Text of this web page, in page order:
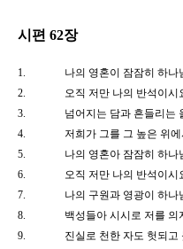
시편 62장
1.
나의 영혼이 잠잠히 하
2.
오직 저만 나의 반석이
3.
넘어지는 담과 흔들리는
4.
저희가 그를 그 높은 위
5.
나의 영혼아 잠잠히 하
6.
오직 저만 나의 반석이
7.
나의 구원과 영광이 하
8.
백성들아 시시로 저를
9.
진실로 천한 자도 헛되